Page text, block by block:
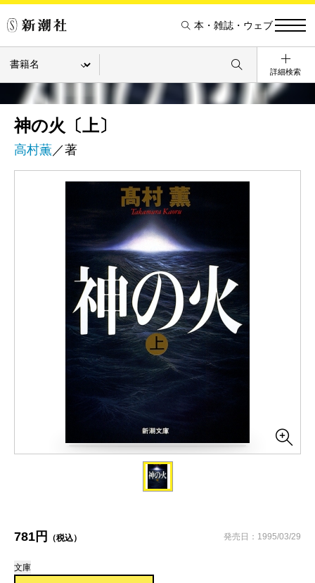
本・雑誌・ウェブ
詳細検索
神の火〔上〕
高村薫／著
781円 （税込） 発売日：1995/03/29
文庫